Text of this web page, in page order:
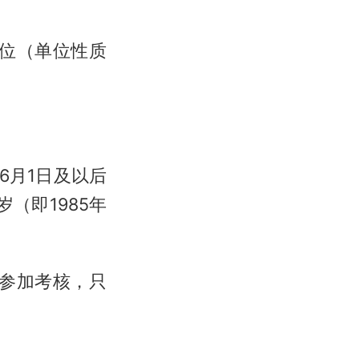
（单位性质
月1日及以后
（即1985年
加考核，只